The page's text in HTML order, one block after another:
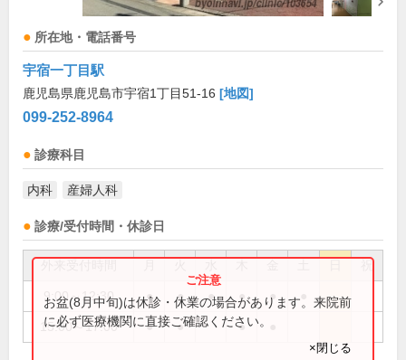
所在地・電話番号
宇宿一丁目駅
鹿児島県鹿児島市宇宿1丁目51-16 [地図]
099-252-8964
診療科目
内科 産婦人科
診療/受付時間・休診日
祝
9:00～12:30 ● ● ● ● ●
15:00～17:00 ● ● ●
お盆(8月中旬)は休診・休業の場合があります。来院前
に必ず医療機関に直接ご確認ください。
×閉じる